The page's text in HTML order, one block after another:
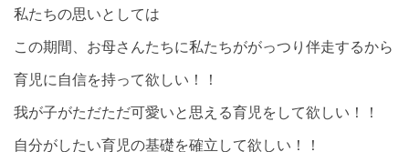
私たちの思いとしては
この期間、お母さんたちに私たちががっつり伴走するから
育児に自信を持って欲しい！！
我が子がただただ可愛いと思える育児をして欲しい！！
自分がしたい育児の基礎を確立して欲しい！！